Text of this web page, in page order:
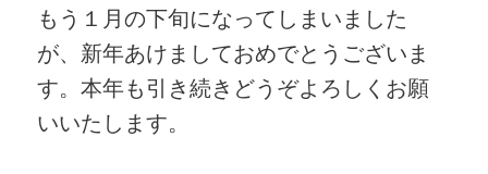
ツ
へ
へ
移
もう１月の下旬になってしまいました
が、新年あけましておめでとうございま
す。本年も引き続きどうぞよろしくお願
いいたします。